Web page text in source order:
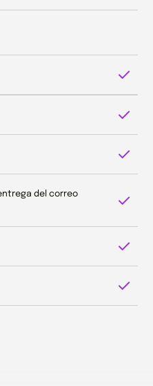
del correo